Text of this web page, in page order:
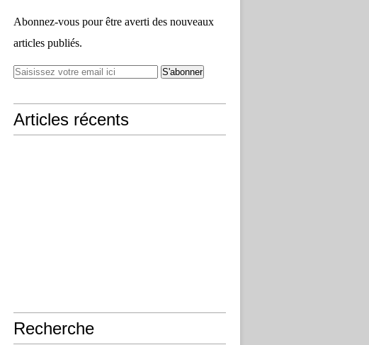
Abonnez-vous pour être averti des nouveaux
articles publiés.
Articles récents
Recherche